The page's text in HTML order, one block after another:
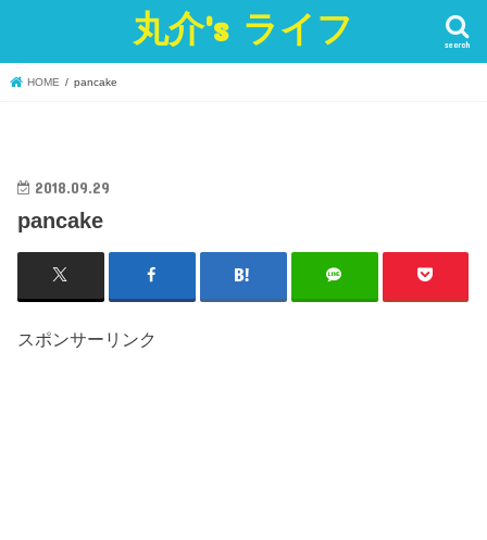
丸介's ライフ search
HOME pancake
2018.09.29
pancake
スポンサーリンク